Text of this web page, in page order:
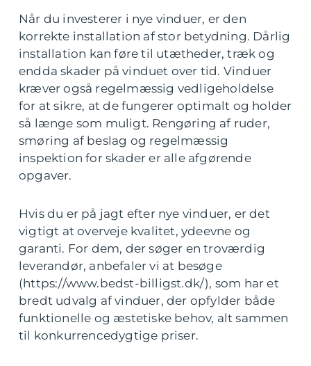
Når du investerer i nye vinduer, er den
korrekte installation af stor betydning. Dårlig
installation kan føre til utætheder, træk og
endda skader på vinduet over tid. Vinduer
kræver også regelmæssig vedligeholdelse
for at sikre, at de fungerer optimalt og holder
så længe som muligt. Rengøring af ruder,
smøring af beslag og regelmæssig
inspektion for skader er alle afgørende
opgaver.
Hvis du er på jagt efter nye vinduer, er det
vigtigt at overveje kvalitet, ydeevne og
garanti. For dem, der søger en troværdig
leverandør, anbefaler vi at besøge
(https://www.bedst-billigst.dk/), som har et
bredt udvalg af vinduer, der opfylder både
funktionelle og æstetiske behov, alt sammen
til konkurrencedygtige priser.